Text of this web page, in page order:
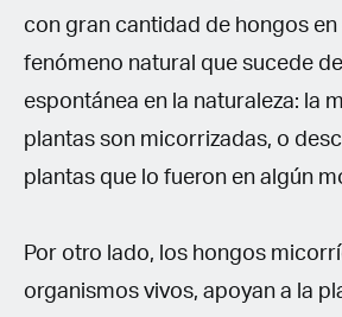
con gran cantidad de hongos en
fenómeno natural que sucede
espontánea en la naturaleza: la
plantas son micorrizadas, o
plantas que lo fueron en algún
Por otro lado, los hongos
organismos vivos, apoyan a la